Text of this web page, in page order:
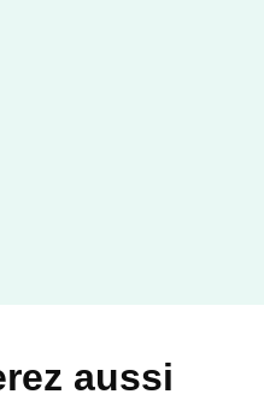
aussi